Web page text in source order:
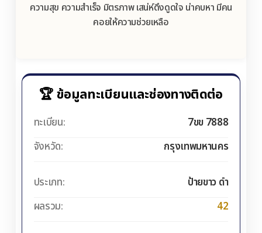
ความสุข ความสำเร็จ มิตรภาพ เสน่ห์ดึงดูดใจ น่าคบหา มีคน
คอยให้ความช่วยเหลือ
🏆 ข้อมูลทะเบียนและช่องทางติดต่อ
ทะเบียน:
7ขข 7888
จังหวัด:
กรุงเทพมหานคร
ประเภท:
ป้ายขาว ดำ
ผลรวม:
42